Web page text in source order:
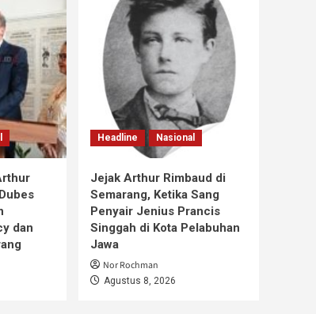
dan
Headline Nasional
Jejak Arthur Rimbaud di
Semarang, Ketika Sang
Penyair Jenius Prancis
Singgah di Kota Pelabuhan
Jawa
Nor Rochman
Agustus 8, 2026